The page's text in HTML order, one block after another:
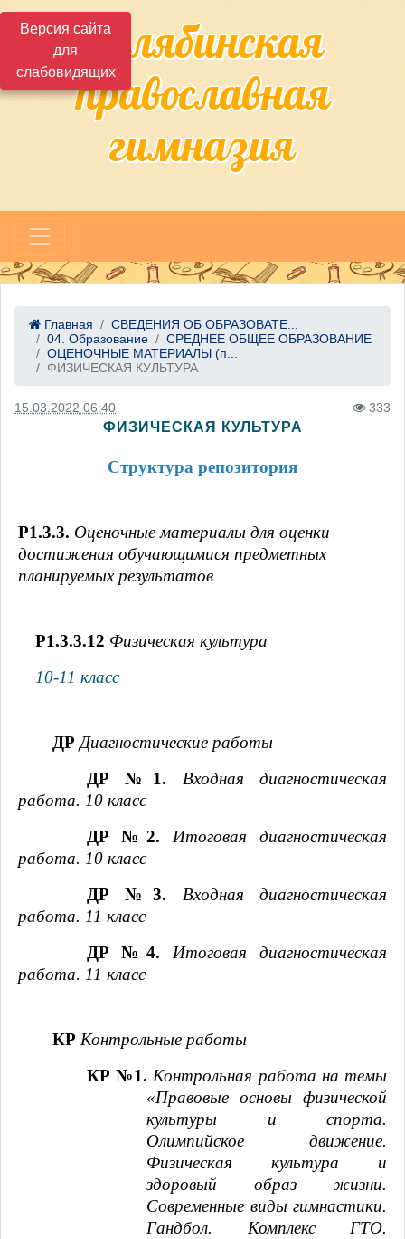
Версия сайта
для
слабовидящихЧелябинская
православная
гимназия
Главная
СВЕДЕНИЯ ОБ ОБРАЗОВАТЕ...
04. Образование
СРЕДНЕЕ ОБЩЕЕ ОБРАЗОВАНИЕ
ОЦЕНОЧНЫЕ МАТЕРИАЛЫ (п...
ФИЗИЧЕСКАЯ КУЛЬТУРА
15.03.2022 06:40 333
ФИЗИЧЕСКАЯ КУЛЬТУРА
Структура репозитория
Р1.3.3. Оценочные материалы для оценки
достижения обучающимися предметных
планируемых результатов
Р1.3.3.12 Физическая культура
10-11 класс
ДР Диагностические работы
ДР №1. Входная диагностическая
работа. 10 класс
ДР №2. Итоговая диагностическая
работа. 10 класс
ДР №3. Входная диагностическая
работа. 11 класс
ДР №4. Итоговая диагностическая
работа. 11 класс
КР Контрольные работы
КР №1. Контрольная работа на темы
«Правовые основы физической
культуры и спорта.
Олимпийское движение.
Физическая культура и
здоровый образ жизни.
Современные виды гимнастики.
Гандбол. Комплекс ГТО.